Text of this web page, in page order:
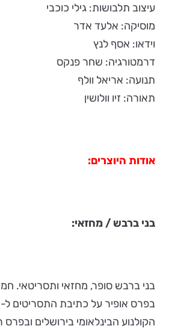
עיצוב תלבושות: גילי כוכבי
מוסיקה: אלעד אדר
וידאו: אסף לנץ
דרמטורגיה: שחר פנקס
תנועה: אריאל וולף
תאורה: זיו וולושין
אודות היוצרים:
בני ברבש / מחזאי:
בפרס אופיר על כתיבת התסריטים
הקולנוע הבינלאומי בירושלים